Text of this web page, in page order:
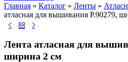
Главная » Каталог » Ленты »
атласная для вышивания Р.90279,
Лента атласная для
ширина 2 см